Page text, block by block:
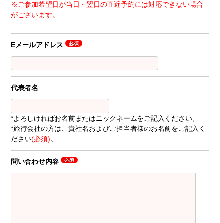
※ご参加希望日が当日・翌日の直近予約には対応できない場合
がございます。
Eメールアドレス
代表者名
*よろしければお名前またはニックネームをご記入ください。
*旅行会社の方は、貴社名およびご担当者様のお名前をご記入く
ださい(必須)。
問い合わせ内容